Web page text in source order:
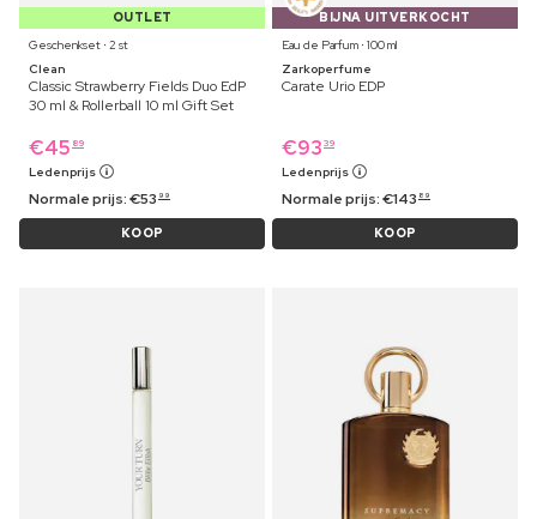
OUTLET
Geschenkset ⋅ 2 st
Clean
Classic Strawberry Fields Duo EdP
30 ml & Rollerball 10 ml Gift Set
€45 89
Ledenprijs
Normale prijs:€53 99
KOOP
BIJNA UITVERKOCHT
Eau de Parfum ⋅ 100 ml
Zarkoperfume
Carate Urio EDP
€93 39
Ledenprijs
Normale prijs:€143 89
KOOP